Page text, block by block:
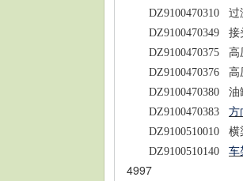
DZ9100470310 过
DZ9100470349 接
DZ9100470375 高
DZ9100470376 高
DZ9100470380 油
DZ9100470383 方
DZ9100510010 横
DZ9100510140 车
4997